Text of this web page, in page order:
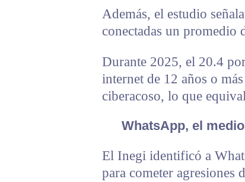
Además, el estudio
conectadas un promedio
Durante 2025, el 20.4
internet de 12 años o
ciberacoso, lo que
WhatsApp, el
El Inegi identificó a
para cometer agresiones